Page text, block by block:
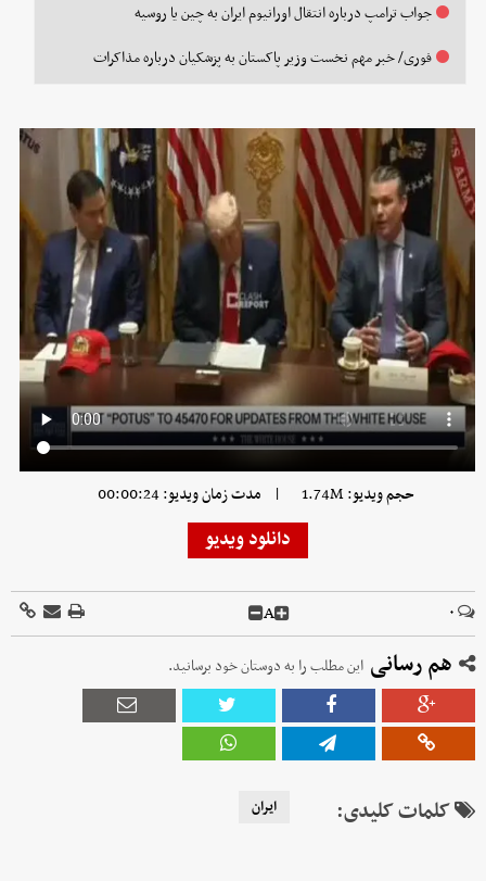
جواب ترامپ درباره انتقال اورانیوم ایران به چین یا روسیه
فوری/ خبر مهم نخست‌ وزیر پاکستان به پزشکیان درباره مذاکرات
حجم ویدیو: 1.74M | مدت زمان ویدیو: 00:00:24
دانلود ویدیو
۰ A
هم رسانی این مطلب را به دوستان خود برسانید.
کلمات کلیدی: ایران